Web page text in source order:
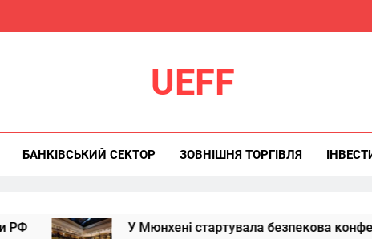
UEFF
БАНКІВСЬКИЙ СЕКТОР ЗОВНІШНЯ ТОРГІВЛЯ
У Мюнхені стартувала безпекова конференція: